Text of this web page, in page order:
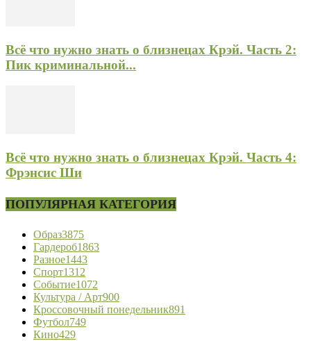
Всё что нужно знать о близнецах Крэй. Часть 2:
Пик криминальной...
Всё что нужно знать о близнецах Крэй. Часть 4:
Фрэнсис Ши
ПОПУЛЯРНАЯ КАТЕГОРИЯ
Образ3875
Гардероб1863
Разное1443
Спорт1312
Событие1072
Культура / Арт900
Кроссовочный понедельник891
Футбол749
Кино429